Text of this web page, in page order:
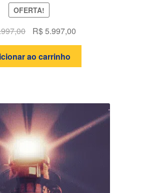
OFERTA!
O
preço
original
era:
R$5.997,00O
preço
é:
ao carrinho